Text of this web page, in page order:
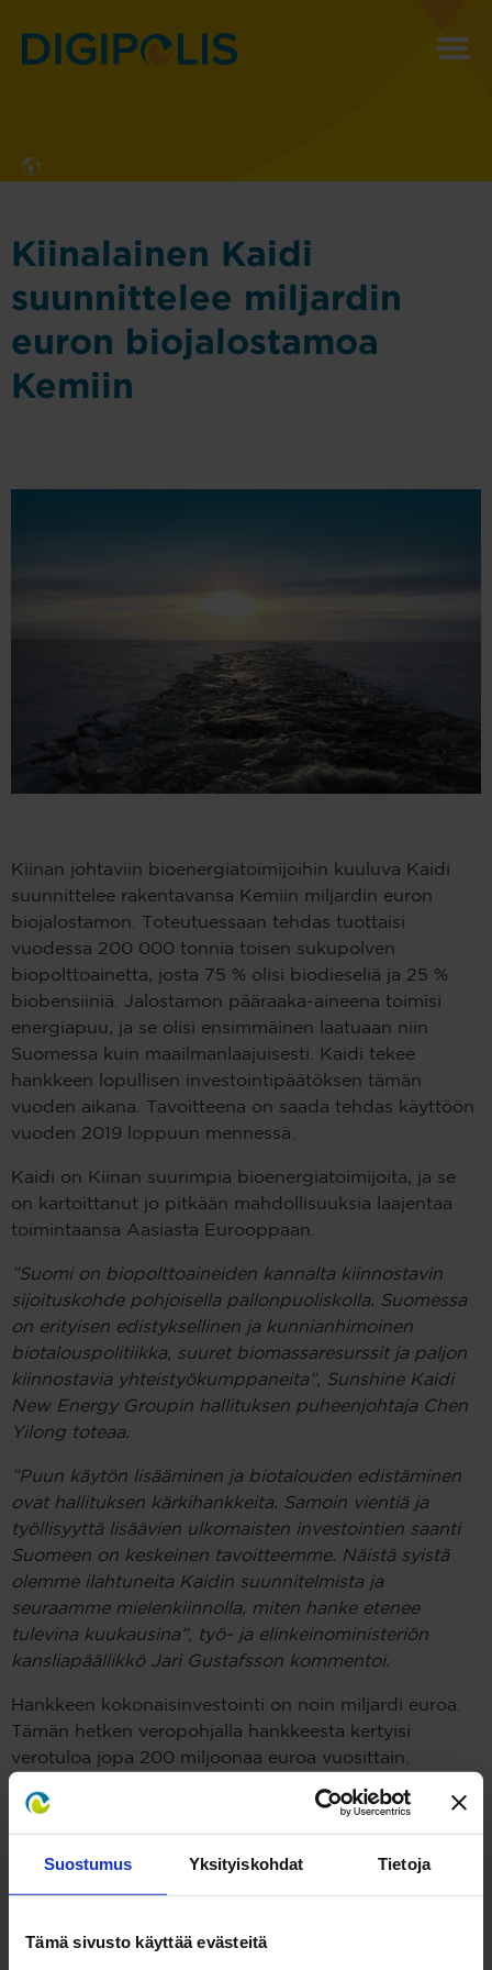
Suostumus Yksityiskohdat Tietoja
Tämä sivusto käyttää evästeitä
MENU
Kiinalainen Kaidi
suunnittelee miljardin
euron biojalostamoa
Kemiin
Kiinan johtaviin bioenergiatoimijoihin kuuluva Kaidi
suunnittelee rakentavansa Kemiin miljardin euron
biojalostamon. Toteutuessaan tehdas tuottaisi
vuodessa 200 000 tonnia toisen sukupolven
biopolttoainetta, josta 75 % olisi biodieseliä ja 25 %
biobensiiniä. Jalostamon pääraaka-aineena toimisi
energiapuu, ja se olisi ensimmäinen laatuaan niin
Suomessa kuin maailmanlaajuisesti. Kaidi tekee
hankkeen lopullisen investointipäätöksen tämän
vuoden aikana. Tavoitteena on saada tehdas käyttöön
vuoden 2019 loppuun mennessä.
Kaidi on Kiinan suurimpia bioenergiatoimijoita, ja se
on kartoittanut jo pitkään mahdollisuuksia laajentaa
toimintaansa Aasiasta Eurooppaan.
”Suomi on biopolttoaineiden kannalta kiinnostavin
sijoituskohde pohjoisella pallonpuoliskolla. Suomessa
on erityisen edistyksellinen ja kunnianhimoinen
biotalouspolitiikka, suuret biomassaresurssit ja paljon
kiinnostavia yhteistyökumppaneita”, Sunshine Kaidi
New Energy Groupin hallituksen puheenjohtaja Chen
Yilong toteaa.
”Puun käytön lisääminen ja biotalouden edistäminen
ovat hallituksen kärkihankkeita. Samoin vientiä ja
työllisyyttä lisäävien ulkomaisten investointien saanti
Suomeen on keskeinen tavoitteemme. Näistä syistä
olemme ilahtuneita Kaidin suunnitelmista ja
seuraamme mielenkiinnolla, miten hanke etenee
tulevina kuukausina”, työ- ja elinkeinoministeriön
kansliapäällikkö Jari Gustafsson kommentoi.
Hankkeen kokonaisinvestointi on noin miljardi euroa.
Tämän hetken veropohjalla hankkeesta kertyisi
verotuloa jopa 200 miljoonaa euroa vuosittain.
4 000 henkilötyövuotta, ja tehtaan valmistuttua koko
arvoketjuun syntyisi satoja uusia työpaikkoja. Itse
tehdas tulisi työllistämään vakituisesti noin 150
henkilöä.
Lopullinen investointipäätös vuoden loppuun